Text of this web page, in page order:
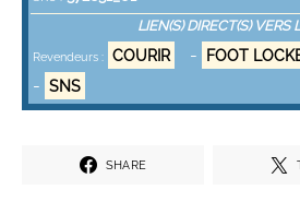
LIEN(S) DIRECT(S) VERS
Revendeurs : COURIR - FOOT
- SNS
SHARE